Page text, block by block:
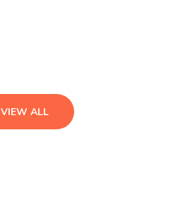
VIEW ALL